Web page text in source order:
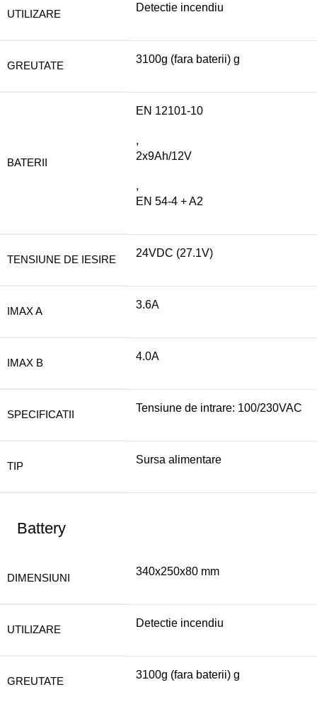
UTILIZARE
Detectie incendiu
GREUTATE
3100g (fara baterii) g
BATERII
EN 12101-10
,
2x9Ah/12V
,
EN 54-4 + A2
TENSIUNE DE IESIRE
24VDC (27.1V)
IMAX A
3.6A
IMAX B
4.0A
SPECIFICATII
Tensiune de intrare: 100/230VAC
TIP
Sursa alimentare
Battery
DIMENSIUNI
340x250x80 mm
UTILIZARE
Detectie incendiu
GREUTATE
3100g (fara baterii) g